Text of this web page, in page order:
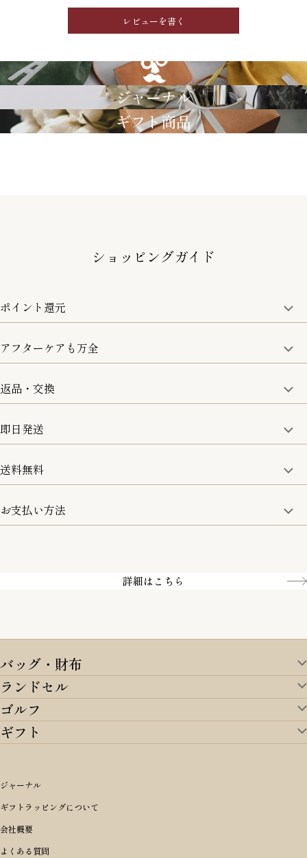
レビューを書く
GRIMM LAB
ジャーナル
ギフト商品
ショッピングガイド
ポイント還元
商品金額の10%をポイント還元いたします。
アフターケアも万全
取り扱い商品はすべて正規品となります。
修理などのご相談に関しましては、責任を持って対応させてい
ただきます。
返品・交換
8日以内なら、返品・交換も可能です。
即日発送
15:00までのご注文は即日発送
お取寄せ商品を除く
送料無料
5,500円(税込)以上で全国送料無料となります。
お支払い方法
詳細はこちら
バッグ・財布
バッグ・財布TOP
すべてを見る
アイテムから選ぶ
リュックサック・デイパック・バックパック
ショルダーバッグ
ボディバッグ・ウエストバッグ
長財布
m＋ エムピウ
PORTER 吉田カバン ポーター
BRIEFING ブリーフィング
Dakota ダコタ
ランドセル
ランドセルTOP
すべてを見る
オリジナルランドセル
女の子ランドセル
男の子ランドセル
ランドセル小物・その他
価格から選ぶ
〜49,999円
50,000円〜59,999円
60,000円〜69,999円
ゴルフ
ゴルフTOP
アイテムから選ぶ
キャディバッグ
ヘッドカバー
ゴルフ小物
ブランドから選ぶ
BRIEFING ブリーフィング
master-piece マスターピース
ギフト
シーンから探す
誕生日
結婚祝い
出産祝い
性別・年齢から探す
男性向け
女性向け
予算から探す
〜4,999円
ジャーナル
ギフトラッピングについて
会社概要
よくある質問